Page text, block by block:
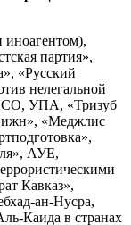
партия»,
«Русский
нелегальной
УПА, «Тризуб
«Меджлис
АУЕ,
Кавказ»,
ан-Нусра,
Каида в странах